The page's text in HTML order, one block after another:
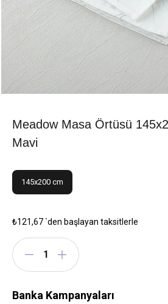
Meadow Masa Örtüsü
Mavi
145x200 cm
₺121,67`den başlayan taksitlerle
Banka Kampanyaları